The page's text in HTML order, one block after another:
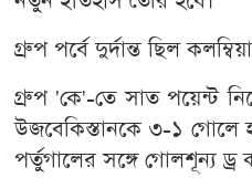
গ্রুপ পর্বে দুর্দান্ত ছিল কলম্বিয়া
গ্রুপ 'কে'-তে সাত পয়েন্ট
উজবেকিস্তানকে ৩-১ গোলে
পর্তুগালের সঙ্গে গোলশূন্য ড্র